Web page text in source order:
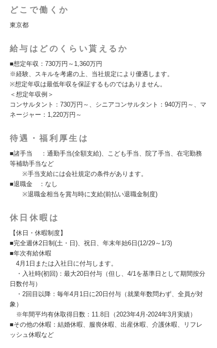
どこで働くか
東京都
給与はどのくらい貰えるか
■想定年収：730万円～1,360万円
※経験、スキルを考慮の上、当社規定により優遇します。
※想定年収は最低年収を保証するものではありません。
＜想定年収例＞
コンサルタント：730万円～、シニアコンサルタント：940万円～、マ
ネージャー：1,220万円～
待遇・福利厚生は
■諸手当 ：通勤手当(全額支給)、こども手当、院了手当、在宅勤務
等補助手当など
※手当支給には会社規定の条件があります。
■退職金 ：なし
※退職金相当を賞与時に支給(前払い退職金制度)
休日休暇は
【休日・休暇制度】
■完全週休2日制(土・日)、祝日、年末年始6日(12/29～1/3)
■年次有給休暇
4月1日または入社日に付与します。
・入社時(初回)：最大20日付与（但し、4/1を基準日として期間按分
日数付与）
・2回目以降：毎年4月1日に20日付与（就業年数問わず、全員が対
象）
※年間平均有休取得日数：11.8日（2023年4月-2024年3月実績）
■その他の休暇：結婚休暇、服喪休暇、出産休暇、介護休暇、リフレ
ッシュ休暇など